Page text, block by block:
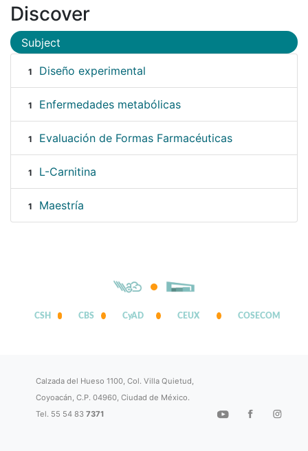
Discover
Subject
1 Diseño experimental
1 Enfermedades metabólicas
1 Evaluación de Formas Farmacéuticas
1 L-Carnitina
1 Maestría
CSH CBS CyAD CEUX COSECOM
Calzada del Hueso 1100, Col. Villa Quietud,
Coyoacán, C.P. 04960, Ciudad de México.
Tel. 55 54 837371